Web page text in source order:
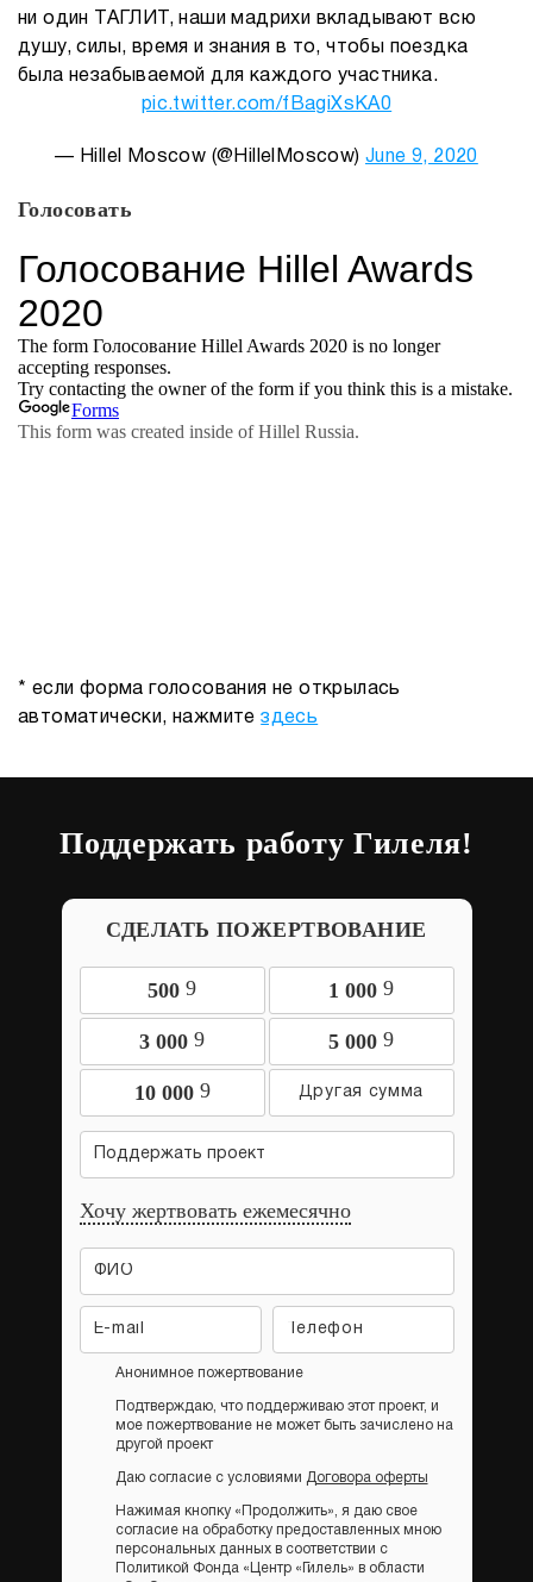
ни один ТАГЛИТ, наши мадрихи вкладывают всю
душу, силы, время и знания в то, чтобы поездка
была незабываемой для каждого участника.
pic.twitter.com/fBagiXsKA0
— Hillel Moscow (@HillelMoscow) June 9, 2020
Голосовать
* если форма голосования не открылась
автоматически, нажмитездесь
Поддержать работу Гилеля!
СДЕЛАТЬ ПОЖЕРТВОВАНИЕ
500 9 1 000 9
3 000 9 5 000 9
10 000 9
Поддержать проект
Хочу жертвовать ежемесячно
Анонимное пожертвование
Подтверждаю, что поддерживаю этот проект, и
мое пожертвование не может быть зачислено на
другой проект
Даю согласие с условиями Договора оферты
Нажимая кнопку «Продолжить», я даю свое
согласие на обработку предоставленных мною
персональных данных в соответствии с
Политикой Фонда «Центр «Гилель» в области